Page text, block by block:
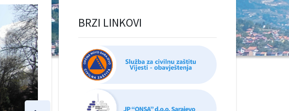
BRZI LINKOVI